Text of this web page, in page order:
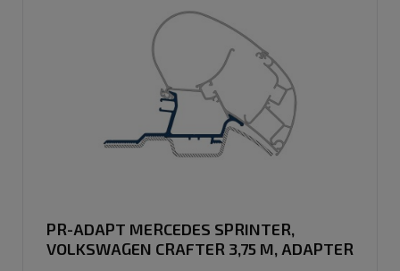
PR-ADAPT MERCEDES SPRINTER,
VOLKSWAGEN CRAFTER 3,75 M, ADAPTER